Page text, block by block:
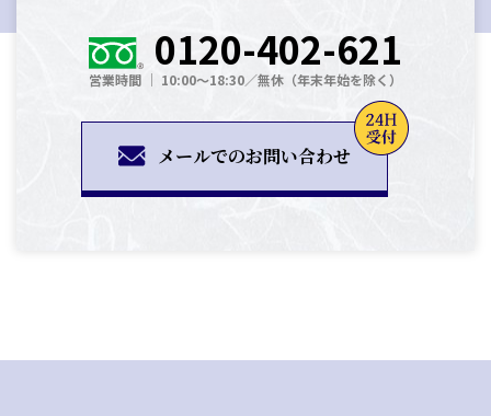
0120-402-621
営業時間 │ 10:00～18:30／無休（年末年始を除く）
メールでのお問い合わせ